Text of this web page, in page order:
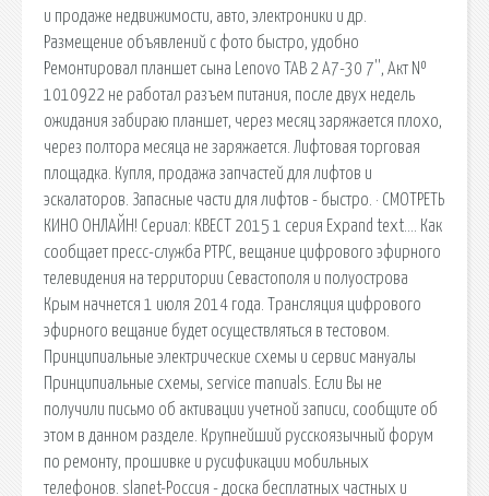
и продаже недвижимости, авто, электроники и др.
Размещение объявлений с фото быстро, удобно
Ремонтировал планшет сына Lenovo TAB 2 A7-30 7'', Акт №
1010922 не работал разъем питания, после двух недель
ожидания забираю планшет, через месяц заряжается плохо,
через полтора месяца не заряжается. Лифтовая торговая
площадка. Купля, продажа запчастей для лифтов и
эскалаторов. Запасные части для лифтов - быстро. · СМОТРЕТЬ
КИНО ОНЛАЙН! Сериал: КВЕСТ 2015 1 серия Expand text…. Как
сообщает пресс-служба РТРС, вещание цифрового эфирного
телевидения на территории Севастополя и полуострова
Крым начнется 1 июля 2014 года. Трансляция цифрового
эфирного вещание будет осуществляться в тестовом.
Принципиальные электрические схемы и сервис мануалы
Принципиальные схемы, service manuals. Если Вы не
получили письмо об активации учетной записи, сообщите об
этом в данном разделе. Крупнейший русскоязычный форум
по ремонту, прошивке и русификации мобильных
телефонов. slanet-Россия - доска бесплатных частных и